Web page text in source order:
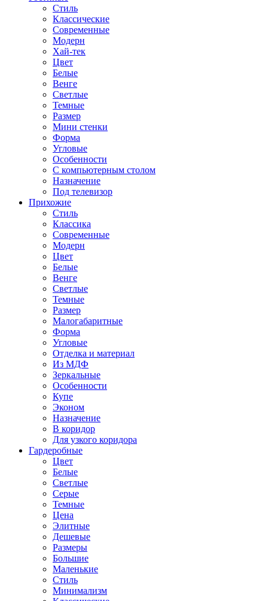
Стиль
Классические
Современные
Модерн
Хай-тек
Цвет
Белые
Венге
Светлые
Темные
Размер
Мини стенки
Форма
Угловые
Особенности
С компьютерным столом
Назначение
Под телевизор
Прихожие
Стиль
Классика
Современные
Модерн
Цвет
Белые
Венге
Светлые
Темные
Размер
Малогабаритные
Форма
Угловые
Отделка и материал
Из МДФ
Зеркальные
Особенности
Купе
Эконом
Назначение
В коридор
Для узкого коридора
Гардеробные
Цвет
Белые
Светлые
Серые
Темные
Цена
Элитные
Дешевые
Размеры
Большие
Маленькие
Стиль
Минимализм